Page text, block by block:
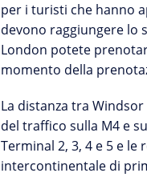
per i turisti che hanno
devono raggiungere lo
London potete
momento della
La distanza tra
del traffico sulla M4 e
Terminal 2, 3, 4 e 5 e
intercontinentale di